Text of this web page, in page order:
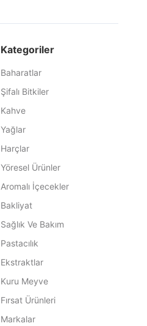
Kategoriler
Baharatlar
Şifalı Bitkiler
Kahve
Yağlar
Harçlar
Yöresel Ürünler
Aromalı İçecekler
Bakliyat
Sağlık Ve Bakım
Pastacılık
Ekstraktlar
Kuru Meyve
Fırsat Ürünleri
Markalar